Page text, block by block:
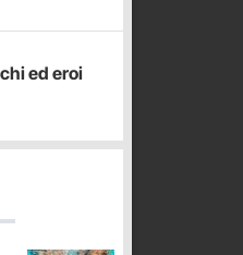
ed eroi